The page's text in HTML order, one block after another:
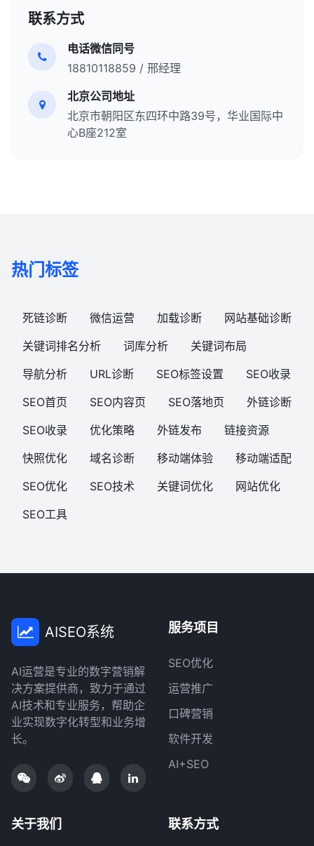
联系方式
电话微信同号
18810118859 / 邢经理
北京公司地址
北京市朝阳区东四环中路39号，华业国际中
心B座212室
热门标签
死链诊断 微信运营 加载诊断
网站基础诊断
关键词排名分析
词库分析
关键词布局
导航分析
URL诊断 SEO标签设置
SEO收录
SEO首页
SEO内容页 SEO落地页
外链诊断
SEO收录
优化策略 外链发布
链接资源
快照优化
域名诊断 移动端体验
移动端适配
SEO优化
SEO技术 关键词优化
网站优化
SEO工具
AISEO系统
AI运营是专业的数字营销解
决方案提供商，致力于通过
AI技术和专业服务，帮助企
业实现数字化转型和业务增
长。
服务项目
SEO优化
运营推广
口碑营销
软件开发
AI+SEO
关于我们 联系方式